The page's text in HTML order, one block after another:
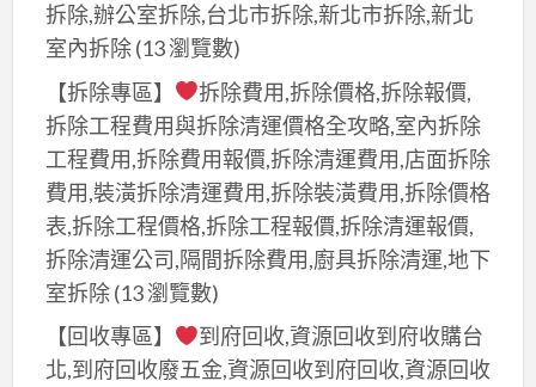
拆除,辦公室拆除,台北市拆除,新北市拆除,新北
室內拆除(13 瀏覽數)
【拆除專區】
拆除費用,拆除價格,拆除報價,
拆除工程費用與拆除清運價格全攻略,室內拆除
工程費用,拆除費用報價,拆除清運費用,店面拆除
費用,裝潢拆除清運費用,拆除裝潢費用,拆除價格
表,拆除工程價格,拆除工程報價,拆除清運報價,
拆除清運公司,隔間拆除費用,廚具拆除清運,地下
室拆除(13 瀏覽數)
【回收專區】
到府回收,資源回收到府收購台
北,到府回收廢五金,資源回收到府回收,資源回收